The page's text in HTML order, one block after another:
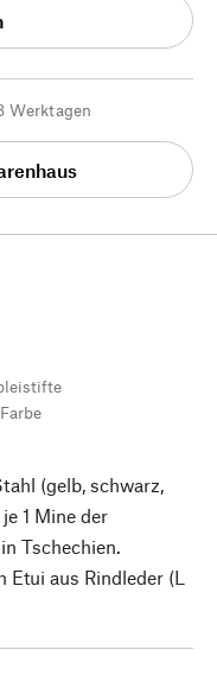
Werktagen
(gelb, schwarz,
1 Mine der
Tschechien.
Etui aus Rindleder (L